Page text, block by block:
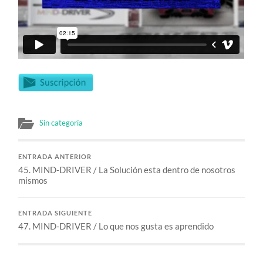
Sin categoría
ENTRADA ANTERIOR
45. MIND-DRIVER / La Solución esta dentro de nosotros
mismos
ENTRADA SIGUIENTE
47. MIND-DRIVER / Lo que nos gusta es aprendido